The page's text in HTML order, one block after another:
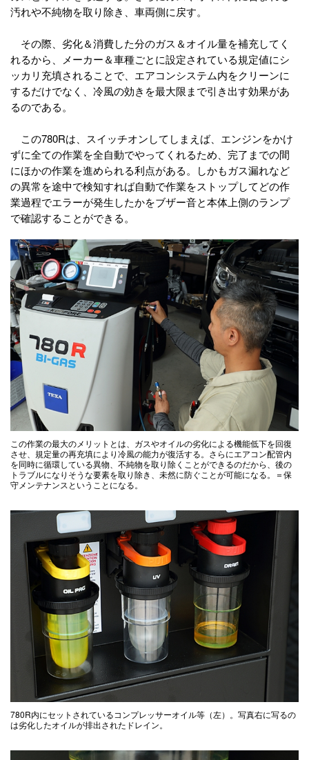
汚れや不純物を取り除き、車両側に戻す。
その際、劣化＆消費した分のガス＆オイル量を補充してく
れるから、メーカー＆車種ごとに設定されている規定値にシ
ッカリ充填されることで、エアコンシステム内をクリーンに
するだけでなく、冷風の効きを最大限まで引き出す効果があ
るのである。
この780Rは、スイッチオンしてしまえば、エンジンをかけ
ずに全ての作業を全自動でやってくれるため、完了までの間
にほかの作業を進められる利点がある。しかもガス漏れなど
の異常を途中で検知すれば自動で作業をストップしてどの作
業過程でエラーが発生したかをブザー音と本体上側のランプ
で確認することができる。
この作業の最大のメリットとは、ガスやオイルの劣化による機能低下を回復
させ、規定量の再充填により冷風の能力が復活する。さらにエアコン配管内
を同時に循環している異物、不純物を取り除くことができるのだから、後の
トラブルになりそうな要素を取り除き、未然に防ぐことが可能になる。＝保
守メンテナンスということになる。
780R内にセットされているコンプレッサーオイル等（左）。写真右に写るの
は劣化したオイルが排出されたドレイン。